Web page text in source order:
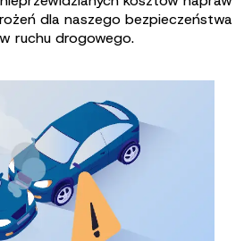
dla naszego bezpieczeństwa
ruchu drogowego.